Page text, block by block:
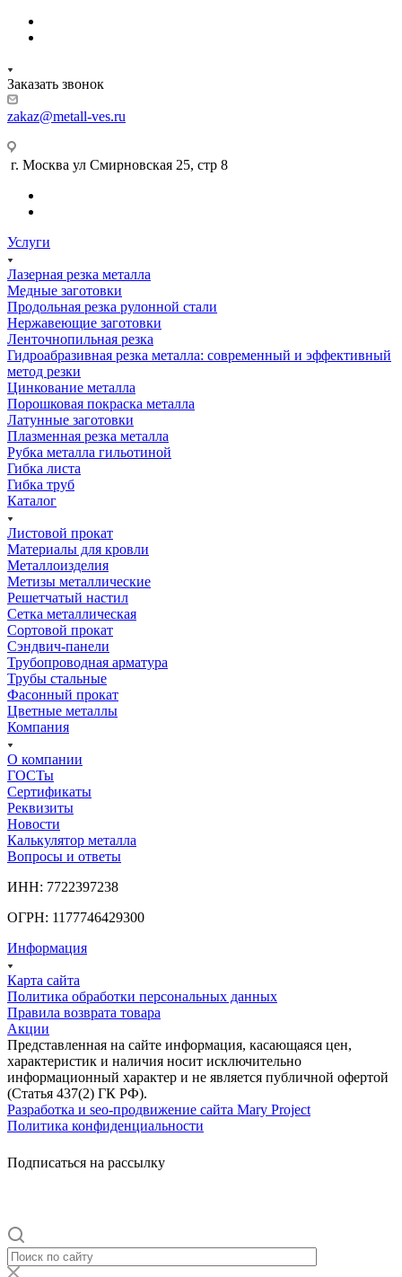
Заказать звонок
zakaz@metall-ves.ru
г. Москва ул Смирновская 25, стр 8
Услуги
Лазерная резка металла
Медные заготовки
Продольная резка рулонной стали
Нержавеющие заготовки
Ленточнопильная резка
Гидроабразивная резка металла: современный и эффективный
метод резки
Цинкование металла
Порошковая покраска металла
Латунные заготовки
Плазменная резка металла
Рубка металла гильотиной
Гибка листа
Гибка труб
Каталог
Листовой прокат
Материалы для кровли
Металлоизделия
Метизы металлические
Решетчатый настил
Сетка металлическая
Сортовой прокат
Сэндвич-панели
Трубопроводная арматура
Трубы стальные
Фасонный прокат
Цветные металлы
Компания
О компании
ГОСТы
Сертификаты
Реквизиты
Новости
Калькулятор металла
Вопросы и ответы
ИНН: 7722397238
ОГРН: 1177746429300
Информация
Карта сайта
Политика обработки персональных данных
Правила возврата товара
Акции
Представленная на сайте информация, касающаяся цен,
характеристик и наличия носит исключительно
информационный характер и не является публичной офертой
(Статья 437(2) ГК РФ).
Разработка и seo-продвижение сайта Mary Project
Политика конфиденциальности
Подписаться на рассылку